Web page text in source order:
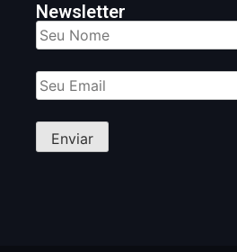
Newsletter